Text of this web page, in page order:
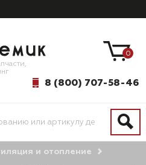
8 (800) 707-58-46
0
и отопление